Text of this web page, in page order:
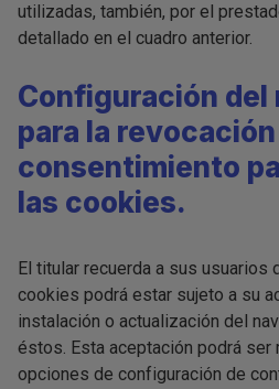
utilizadas, también, por el
detallado en el cuadro anterior.
Configuración del
para la
consentimiento
las cookies.
El titular recuerda a sus usuarios
cookies podrá estar sujeto a su
instalación o actualización del
éstos. Esta aceptación podrá ser
opciones de configuración de